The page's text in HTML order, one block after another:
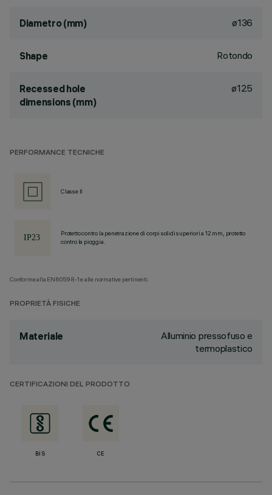
Diametro (mm) ø136
Shape Rotondo
Recessed hole
dimensions (mm)
ø125
PERFORMANCE TECNICHE
Classe II
Protetto contro la penetrazione di corpi solidi superiori a 12 mm, protetto
contro la pioggia.
Conforme alla EN60598-1 e alle normative pertinenti.
PROPRIETÀ FISICHE
Materiale
Alluminio pressofuso e
termoplastico
CERTIFICAZIONI DEL PRODOTTO
BIS CE